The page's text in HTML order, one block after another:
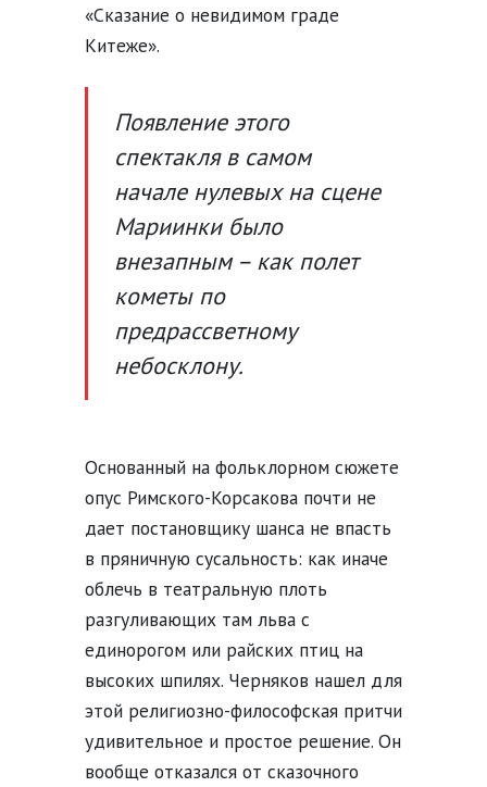
«Сказание о невидимом граде
Китеже».
Появление этого
спектакля в самом
начале нулевых на сцене
Мариинки было
внезапным – как полет
кометы по
предрассветному
небосклону.
Основанный на фольклорном сюжете
опус Римского-Корсакова почти не
дает постановщику шанса не впасть
в пряничную сусальность: как иначе
облечь в театральную плоть
разгуливающих там льва с
единорогом или райских птиц на
высоких шпилях. Черняков нашел для
этой религиозно-философская притчи
удивительное и простое решение. Он
вообще отказался от сказочного